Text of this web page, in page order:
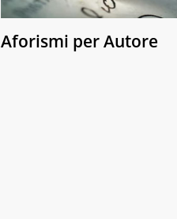
Aforismi per Autore